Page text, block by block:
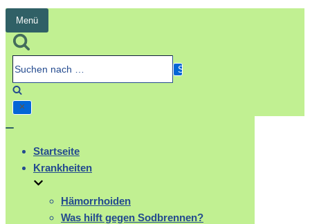
Menü
Navigation
umschalten
Startseite
Krankheiten
Hämorrhoiden
Was hilft gegen Sodbrennen?